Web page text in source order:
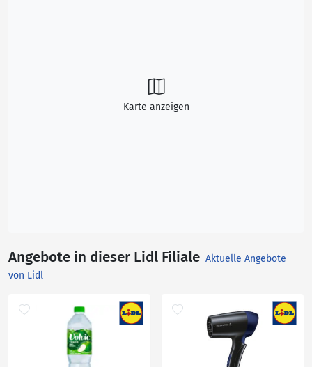
Karte anzeigen
Angebote in dieser Lidl Filiale Aktuelle Angebote
von Lidl